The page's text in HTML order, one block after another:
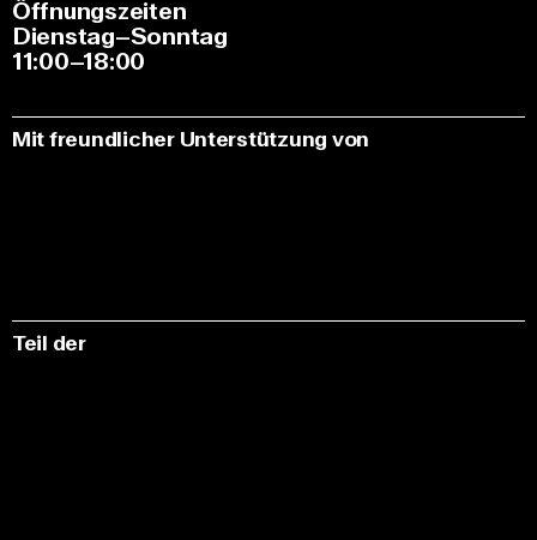
Öffnungszeiten
Dienstag–Sonntag
11:00–18:00
Mit freundlicher Unterstützung von
Teil der